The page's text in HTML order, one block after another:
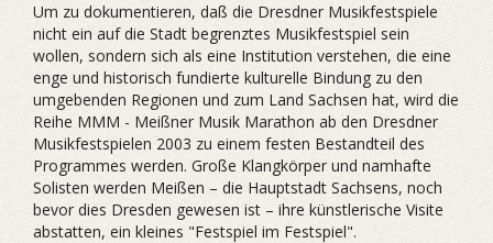
Um zu dokumentieren, daß die Dresdner Musikfestspiele
nicht ein auf die Stadt begrenztes Musikfestspiel sein
wollen, sondern sich als eine Institution verstehen, die eine
enge und historisch fundierte kulturelle Bindung zu den
umgebenden Regionen und zum Land Sachsen hat, wird die
Reihe MMM - Meißner Musik Marathon ab den Dresdner
Musikfestspielen 2003 zu einem festen Bestandteil des
Programmes werden. Große Klangkörper und namhafte
Solisten werden Meißen – die Hauptstadt Sachsens, noch
bevor dies Dresden gewesen ist – ihre künstlerische Visite
abstatten, ein kleines "Festspiel im Festspiel".